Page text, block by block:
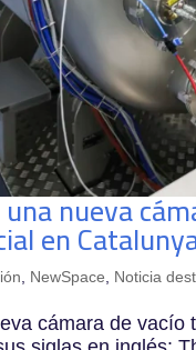
nueva
en
NewSpace Noticia
cámara de